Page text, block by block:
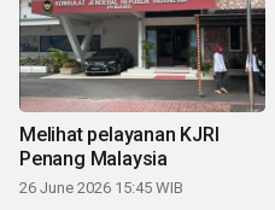
Melihat pelayanan KJRI
Penang Malaysia
26 June 2026 15:45 WIB